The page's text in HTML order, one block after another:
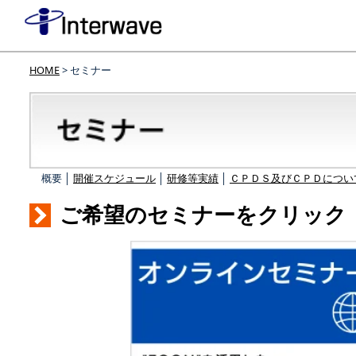
HOME> セミナー
概要 │ 開催スケジュール 研修等実績 ＣＰＤＳ及びＣＰＤにつ
ご希望のセミナーをクリック